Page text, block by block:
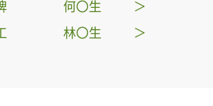
何〇生 ＞
林〇生 ＞